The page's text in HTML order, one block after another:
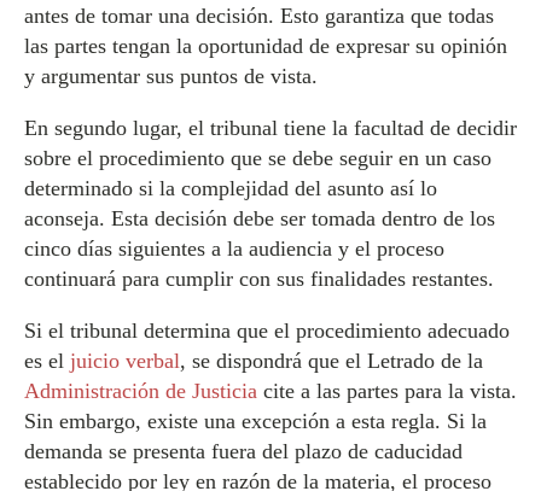
antes de tomar una decisión. Esto garantiza que todas
las partes tengan la oportunidad de expresar su opinión
y argumentar sus puntos de vista.
En segundo lugar, el tribunal tiene la facultad de decidir
sobre el procedimiento que se debe seguir en un caso
determinado si la complejidad del asunto así lo
aconseja. Esta decisión debe ser tomada dentro de los
cinco días siguientes a la audiencia y el proceso
continuará para cumplir con sus finalidades restantes.
Si el tribunal determina que el procedimiento adecuado
es el juicio verbal, se dispondrá que el Letrado de la
Administración de Justicia cite a las partes para la vista.
Sin embargo, existe una excepción a esta regla. Si la
demanda se presenta fuera del plazo de caducidad
establecido por ley en razón de la materia, el proceso